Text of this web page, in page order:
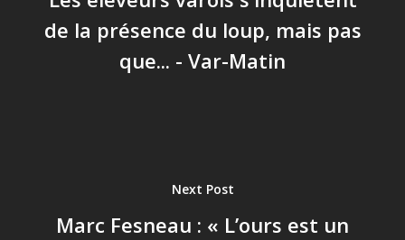
de la présence du loup, mais pas
que... - Var-Matin
Next Post
Marc Fesneau : « L’ours est un